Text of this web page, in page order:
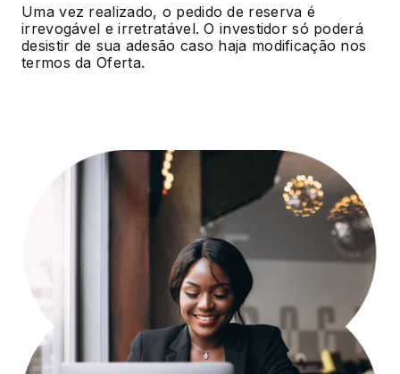
Uma vez realizado, o pedido de reserva é
irrevogável e irretratável. O investidor só poderá
desistir de sua adesão caso haja modificação nos
termos da Oferta.